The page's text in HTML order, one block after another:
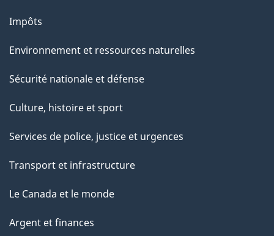
Impôts
Environnement et ressources naturelles
Sécurité nationale et défense
Culture, histoire et sport
Services de police, justice et urgences
Transport et infrastructure
Le Canada et le monde
Argent et finances